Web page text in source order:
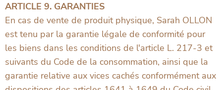
ARTICLE 9. GARANTIES
En cas de vente de produit physique, Sarah OLLON
est tenu par la garantie légale de conformité pour
les biens dans les conditions de l'article L. 217-3 et
suivants du Code de la consommation, ainsi que la
garantie relative aux vices cachés conformément aux